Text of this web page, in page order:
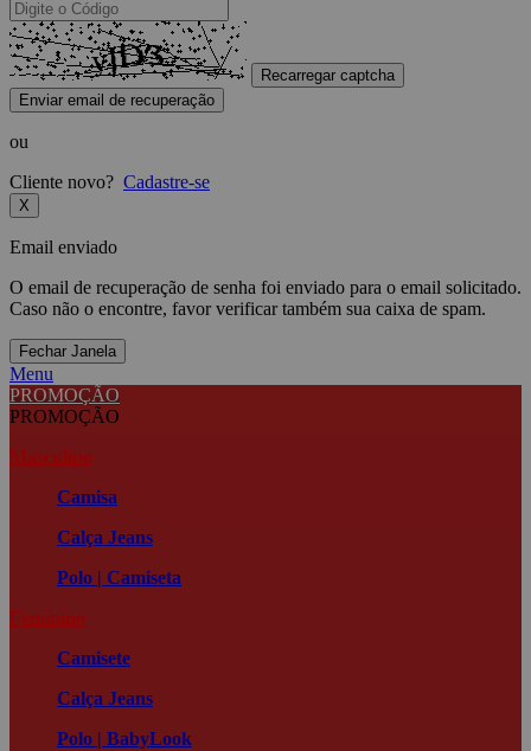
Recarregar captcha
Enviar email de recuperação
ou
Cliente novo? Cadastre-se
X
Email enviado
O email de recuperação de senha foi enviado para o email solicitado.
Caso não o encontre, favor verificar também sua caixa de spam.
Fechar Janela
Menu
PROMOÇÃO
PROMOÇÃO
Masculino
Camisa
Calça Jeans
Polo | Camiseta
Feminino
Camisete
Calça Jeans
Polo | BabyLook